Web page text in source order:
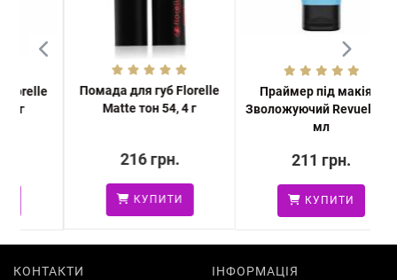
Помада для губ Florelle
Matte тон 54, 4 г
216 грн.
КУПИТИ
Праймер під макіяж
Зволожуючий Revuele, 30
211 грн.
КУПИТИ
КОНТАКТИ
ІНФОРМАЦІЯ